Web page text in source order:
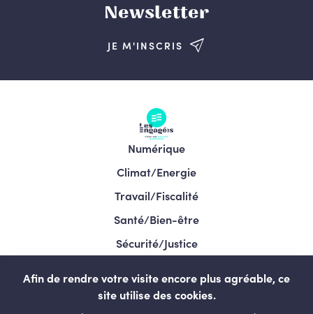
Newsletter
JE M'INSCRIS
Numérique
Climat/Energie
Travail/Fiscalité
Santé/Bien-être
Sécurité/Justice
Afin de rendre votre visite encore plus agréable, ce
site utilise des cookies.